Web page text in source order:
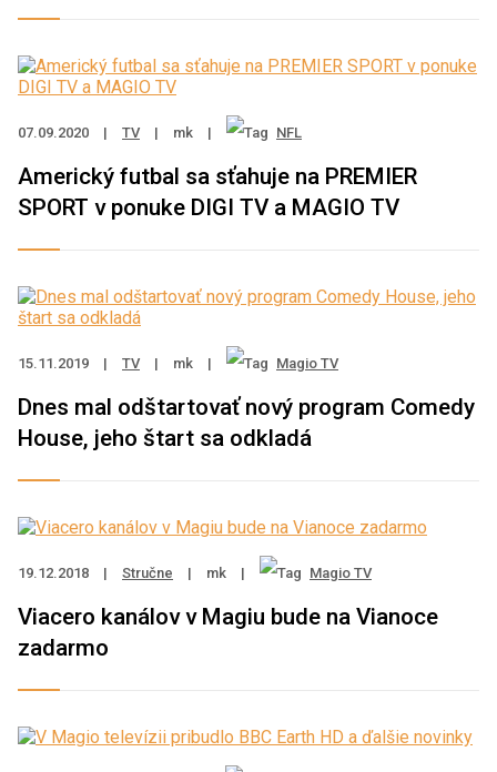
07.09.2020 | TV | mk | NFL
Americký futbal sa sťahuje na PREMIER
SPORT v ponuke DIGI TV a MAGIO TV
15.11.2019 | TV | mk | Magio TV
Dnes mal odštartovať nový program Comedy
House, jeho štart sa odkladá
19.12.2018 | Stručne | mk | Magio TV
Viacero kanálov v Magiu bude na Vianoce
zadarmo